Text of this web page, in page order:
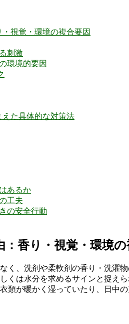
視覚・環境の複合要因
刺激
環境的要因
た具体的な対策法
あるか
工夫
の安全行動
香り・視覚・環境の
く、洗剤や柔軟剤の香り・洗濯
くは水分を求めるサインと捉え
類が暖かく湿っていたり、日中